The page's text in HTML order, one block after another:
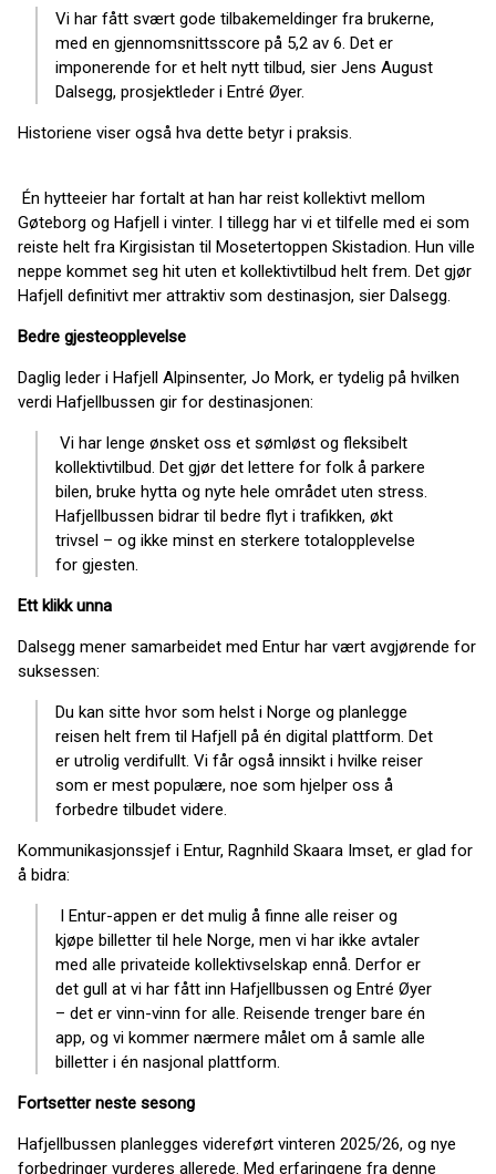
Vi har fått svært gode tilbakemeldinger fra brukerne,
med en gjennomsnittsscore på 5,2 av 6. Det er
imponerende for et helt nytt tilbud, sier Jens August
Dalsegg, prosjektleder i Entré Øyer.
Historiene viser også hva dette betyr i praksis.
Én hytteeier har fortalt at han har reist kollektivt mellom
Gøteborg og Hafjell i vinter. I tillegg har vi et tilfelle med ei som
reiste helt fra Kirgisistan til Mosetertoppen Skistadion. Hun ville
neppe kommet seg hit uten et kollektivtilbud helt frem. Det gjør
Hafjell definitivt mer attraktiv som destinasjon, sier Dalsegg.
Bedre gjesteopplevelse
Daglig leder i Hafjell Alpinsenter, Jo Mork, er tydelig på hvilken
verdi Hafjellbussen gir for destinasjonen:
Vi har lenge ønsket oss et sømløst og fleksibelt
kollektivtilbud. Det gjør det lettere for folk å parkere
bilen, bruke hytta og nyte hele området uten stress.
Hafjellbussen bidrar til bedre flyt i trafikken, økt
trivsel – og ikke minst en sterkere totalopplevelse
for gjesten.
Ett klikk unna
Dalsegg mener samarbeidet med Entur har vært avgjørende for
suksessen:
Du kan sitte hvor som helst i Norge og planlegge
reisen helt frem til Hafjell på én digital plattform. Det
er utrolig verdifullt. Vi får også innsikt i hvilke reiser
som er mest populære, noe som hjelper oss å
forbedre tilbudet videre.
Kommunikasjonssjef i Entur, Ragnhild Skaara Imset, er glad for
å bidra:
I Entur-appen er det mulig å finne alle reiser og
kjøpe billetter til hele Norge, men vi har ikke avtaler
med alle privateide kollektivselskap ennå. Derfor er
det gull at vi har fått inn Hafjellbussen og Entré Øyer
– det er vinn-vinn for alle. Reisende trenger bare én
app, og vi kommer nærmere målet om å samle alle
billetter i én nasjonal plattform.
Fortsetter neste sesong
Hafjellbussen planlegges videreført vinteren 2025/26, og nye
forbedringer vurderes allerede. Med erfaringene fra denne